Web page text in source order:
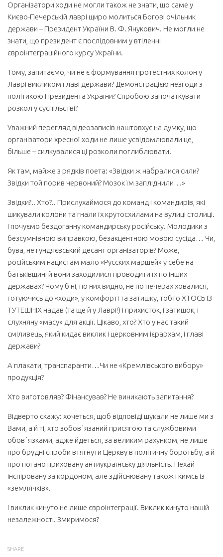
Організатори ходи не могли також не знати, що саме у
Києво-Печерській лаврі щиро молиться Богові очільник
держави – Президент України В. Ф. Янукович. Не могли не
знати, що президент є послідовним у втіленні
євроінтеграційного курсу України.
Тому, запитаємо, чи не є формування протестних колон у
Лаврі викликом главі держави? Демонстрацією незгоди з
політикою Президента України? Спробою започаткувати
розкол у суспільстві?
Уважний перегляд відеозаписів наштовхує на думку, що
організатори хресної ходи не лише усвідомлювали це,
більше – силкувалися ці розколи поглиблювати.
Як там, майже з рядків поета: «Звідки ж набралися сили?
Звідки той порив червоний? Мозок їм запліднили…»
Звідки?.. Хто?.. Прислухаймося до команд і командирів, які
шикували колони та гнали їх крутосхилами на вулиці столиці.
І почуємо бездоганну командирську російську. Молодики з
безсумнівною виправкою, безакцентною мовою сусіда… Чи,
бува, не гундяєвський десант організаторів? Може,
російським нацистам мало «Русских маршей» у себе на
батьківщині й вони заходилися проводити їх по інших
державах? Чому б ні, по них видно, не по печерах ховалися,
готуючись до «ходи», у комфорті та затишку, тобто ХТОСЬ ІЗ
ТУТЕШНІХ надав (та ще й у Лаврі!) і прихисток, і затишок, і
слухняну «масу» для акції. Цікаво, хто?Хто у нас такий
сміливець, який кидає виклик і церковним ієрархам, і главі
держави?
А плакати, транспаранти…Чи не «Кремлівського вибору»
продукція?
Хто виготовляв? Фінансував? Не виникають запитання?
Відверто скажу: хочеться, щоб відповіді шукали не лише ми з
Вами, а й ті, хто зобовʼязаний присягою та службовими
обовʼязками, адже йдеться, за великим рахунком, не лише
про брудні спроби втягнути Церкву в політичну боротьбу, а й
про погано приховану антиукраїнську діяльність. Нехай
інспіровану за кордоном, але здійснювану також і кимсь із
«землячків».
І виклик кинуто не лише євроінтеграції. Виклик кинуто нашій
незалежності. Змиримося?
SHARE